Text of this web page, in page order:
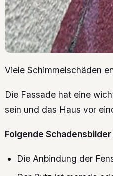
Viele Schimmelschäden
Die Fassade hat eine
sein und das Haus vor
Folgende
Die Anbindung der